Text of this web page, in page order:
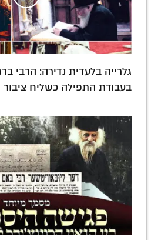
גלרייה בלעדית נדירה: הרבי
בעבודת התפילה כשליח ציבור